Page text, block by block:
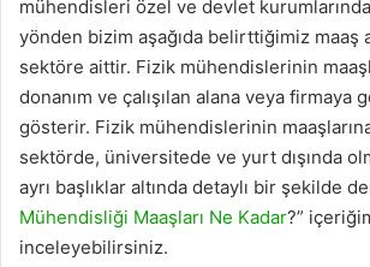
mühendisleri özel ve devlet
yönden bizim aşağıda belirttiğimiz maaş
sektöre aittir. Fizik mühendislerinin
donanım ve çalışılan alana veya firmaya
gösterir. Fizik mühendislerinin
sektörde, üniversitede ve yurt dışında
ayrı başlıklar altında detaylı bir şekilde
Mühendisliği Maaşları Ne Kadar?”
inceleyebilirsiniz.